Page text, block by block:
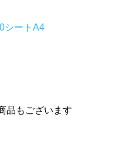
シートA4
品もございます